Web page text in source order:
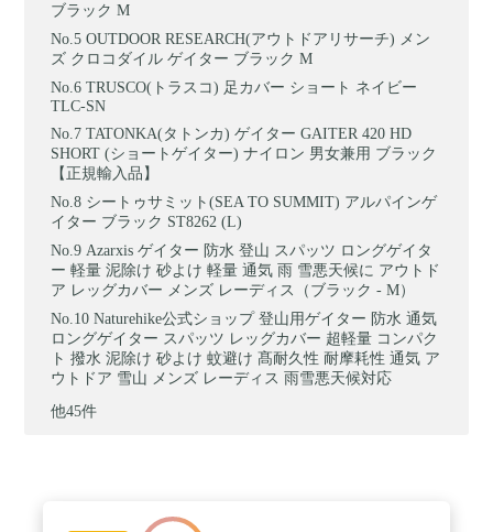
ブラック M
OUTDOOR RESEARCH(アウトドアリサーチ) メン
ズ クロコダイル ゲイター ブラック M
TRUSCO(トラスコ) 足カバー ショート ネイビー
TLC-SN
TATONKA(タトンカ) ゲイター GAITER 420 HD
SHORT (ショートゲイター) ナイロン 男女兼用 ブラック
【正規輸入品】
シートゥサミット(SEA TO SUMMIT) アルパインゲ
イター ブラック ST8262 (L)
Azarxis ゲイター 防水 登山 スパッツ ロングゲイタ
ー 軽量 泥除け 砂よけ 軽量 通気 雨 雪悪天候に アウトド
ア レッグカバー メンズ レーディス（ブラック - M）
Naturehike公式ショップ 登山用ゲイター 防水 通気
ロングゲイター スパッツ レッグカバー 超軽量 コンパク
ト 撥水 泥除け 砂よけ 蚊避け 髙耐久性 耐摩耗性 通気 ア
ウトドア 雪山 メンズ レーディス 雨雪悪天候対応
他45件